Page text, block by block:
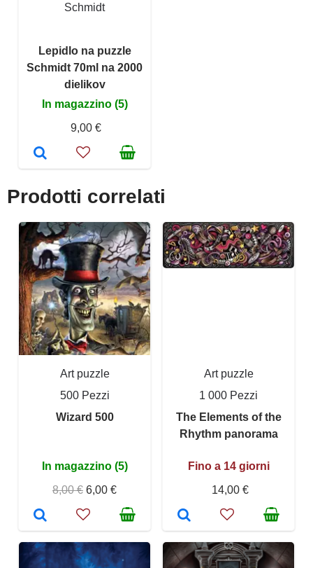
Schmidt
Lepidlo na puzzle
Schmidt 70ml na 2000
dielikov
In magazzino (5)
9,00 €
Prodotti correlati
Art puzzle
500 Pezzi
Wizard 500
In magazzino (5)
8,00 € 6,00 €
Art puzzle
1 000 Pezzi
The Elements of the
Rhythm panorama
Fino a 14 giorni
14,00 €